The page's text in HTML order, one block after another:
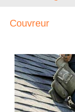
Couvreur